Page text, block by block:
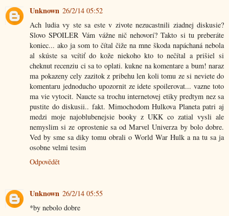
Unknown 26/2/14 05:52
Ach ludia vy ste sa este v zivote nezucastnili ziadnej diskusie?
Slovo SPOILER Vám vážne nič nehovorí? Takto si tu preberáte
koniec... ako ja som to čítal čiže na mne škoda napáchaná nebola
al skúste sa vcítiť do kože niekoho kto to nečítal a prišiel si
cheknut recenziu ci sa to oplati. kukne na komentare a bum! naraz
ma pokazeny cely zazitok z pribehu len koli tomu ze si neviete do
komentaru jednoducho upozornit ze idete spoilerovat... vazne toto
ma vie vytocit. Naucte sa trochu internetovej etiky predtym nez sa
pustite do diskusii.. fakt. Mimochodom Hulkova Planeta patri aj
medzi moje najoblubenejsie booky z UKK co zatial vysli ale
nemyslim si ze oprostenie sa od Marvel Univerza by bolo dobre.
Ved by sme sa diky tomu obrali o World War Hulk a na tu sa ja
osobne velmi tesim
Odpovědět
Unknown 26/2/14 05:55
*by nebolo dobre